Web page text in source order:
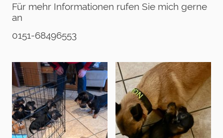
Für mehr Informationen rufen Sie mich gerne
an
0151-68496553